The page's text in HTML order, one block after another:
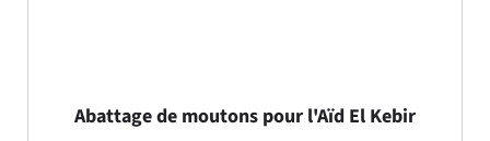
Abattage de moutons pour l'Aïd El Kebir